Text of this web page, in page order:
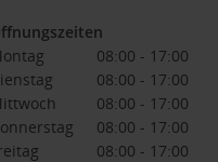
08:00 - 17:00
08:00 - 17:00
08:00 - 17:00
08:00 - 17:00
08:00 - 17:00